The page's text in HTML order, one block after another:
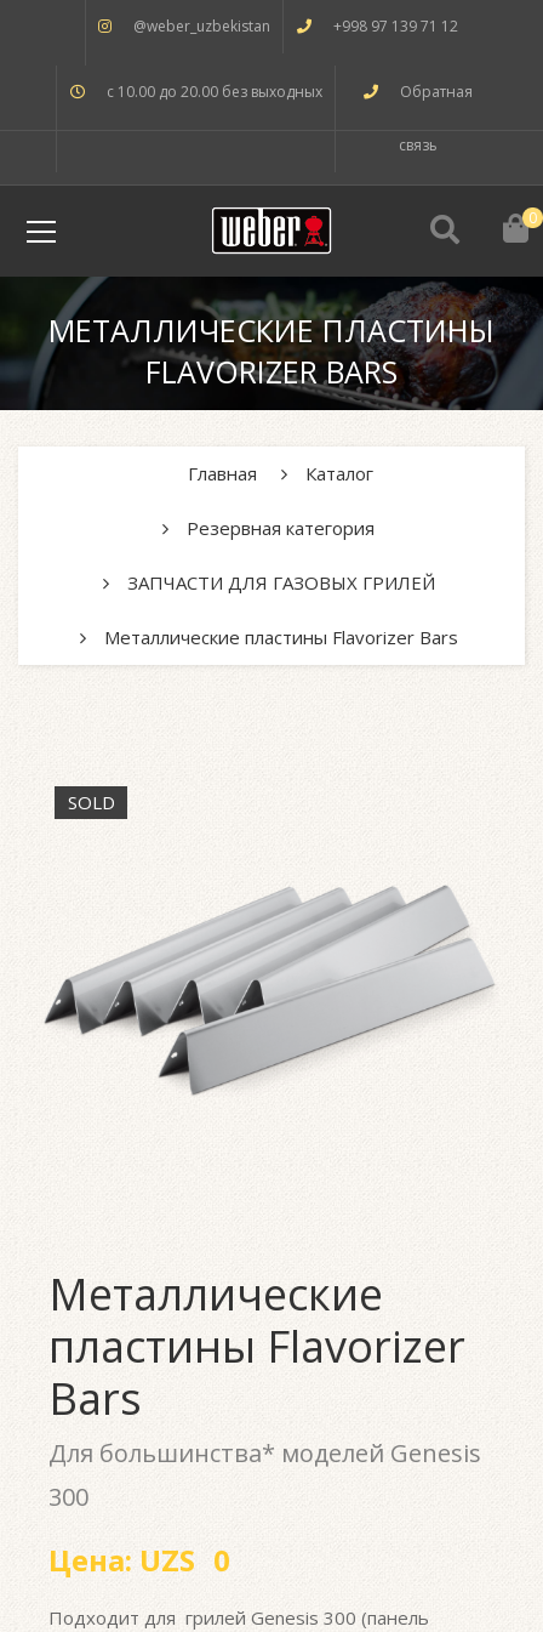
@weber_uzbekistan +998 97 139 71 12
с 10.00 до 20.00 без выходных Обратная
связь
0
МЕТАЛЛИЧЕСКИЕ ПЛАСТИНЫ
FLAVORIZER BARS
Главная Каталог
Резервная категория
ЗАПЧАСТИ ДЛЯ ГАЗОВЫХ ГРИЛЕЙ
Металлические пластины Flavorizer Bars
SOLD
Металлические
пластины Flavorizer
Bars
Для большинства* моделей Genesis
300
Цена: UZS 0
Подходит для грилей Genesis 300 (панель